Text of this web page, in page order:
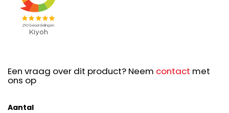
Een vraag over dit product? Neem contact met
ons op
Aantal